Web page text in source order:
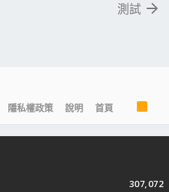
測試
隱私權政策 說明 首頁
S
307,072